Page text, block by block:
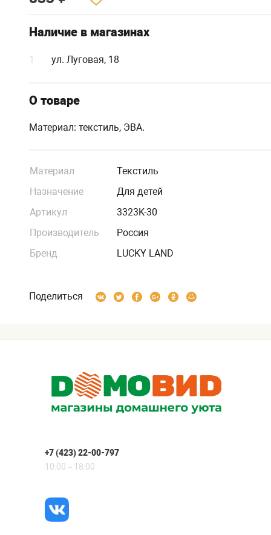
Наличие в магазинах
1 ул. Луговая, 18
О товаре
Материал: текстиль, ЭВА.
Материал
Текстиль
Назначение
Для детей
Артикул
3323K-30
Производитель
Россия
Бренд
LUCKY LAND
Поделиться
+7 (423) 22-00-797
10:00 – 18:00